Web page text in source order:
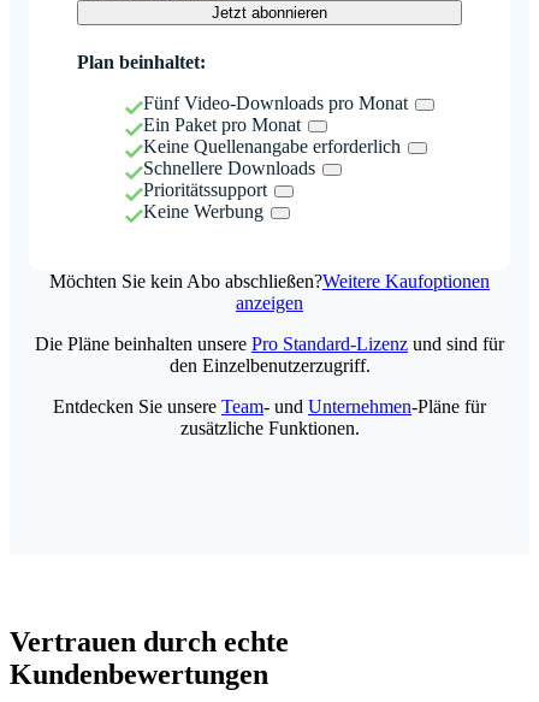
Jetzt abonnieren
Plan beinhaltet:
Fünf Video-Downloads pro Monat
Ein Paket pro Monat
Keine Quellenangabe erforderlich
Schnellere Downloads
Prioritätssupport
Keine Werbung
Möchten Sie kein Abo abschließen?Weitere Kaufoptionen
anzeigen
Die Pläne beinhalten unsere Pro Standard-Lizenz und sind für
den Einzelbenutzerzugriff.
Entdecken Sie unsere Team- und Unternehmen-Pläne für
zusätzliche Funktionen.
Vertrauen durch echte
Kundenbewertungen